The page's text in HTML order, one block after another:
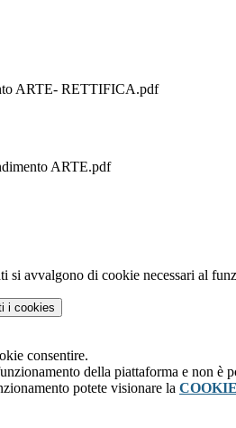
ARTE- RETTIFICA.pdf
ARTE.pdf
si avvalgono di cookie necessari al
i cookies
consentire.
della piattaforma e non è
potete visionare la